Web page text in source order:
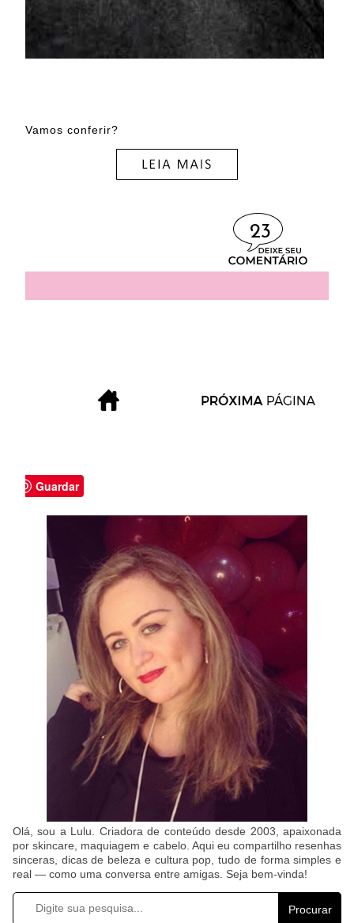
Vamos conferir?
23
Guardar
Olá, sou a Lulu. Criadora de conteúdo desde 2003, apaixonada
por skincare, maquiagem e cabelo. Aqui eu compartilho resenhas
sinceras, dicas de beleza e cultura pop, tudo de forma simples e
real — como uma conversa entre amigas. Seja bem-vinda!
Procurar